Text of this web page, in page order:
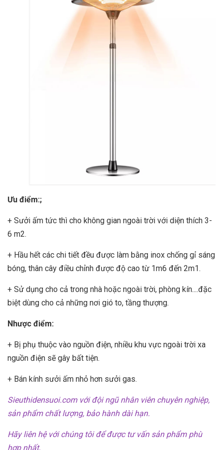
Ưu điểm:;
+ Sưởi ấm tức thì cho không gian ngoài trời với diện thích 3-
6 m2.
+ Hầu hết các chi tiết đều được làm bằng inox chống gỉ sáng
bóng, thân cây điều chỉnh được độ cao từ 1m6 đến 2m1.
+ Sử dụng cho cả trong nhà hoặc ngoài trời, phòng kín....đặc
biệt dùng cho cả những nơi gió to, tầng thượng.
Nhược điểm:
+ Bị phụ thuộc vào nguồn điện, nhiều khu vực ngoài trời xa
nguồn điện sẽ gây bất tiện.
+ Bán kính sưởi ấm nhỏ hơn sưởi gas.
Sieuthidensuoi.com với đội ngũ nhân viên chuyên nghiệp,
sản phẩm chất lượng, bảo hành dài hạn.
Hãy liên hệ với chúng tôi để được tư vấn sản phẩm phù
hợp nhất,